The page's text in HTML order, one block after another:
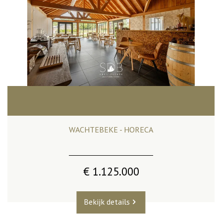
WACHTEBEKE - HORECA
€ 1.125.000
Bekijk details